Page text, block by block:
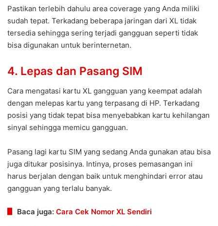
Pastikan terlebih dahulu area coverage yang Anda miliki
sudah tepat. Terkadang beberapa jaringan dari XL tidak
tersedia sehingga sering terjadi gangguan seperti tidak
bisa digunakan untuk berinternetan.
4. Lepas dan Pasang SIM
Cara mengatasi kartu XL gangguan yang keempat adalah
dengan melepas kartu yang terpasang di HP. Terkadang
posisi yang tidak tepat bisa menyebabkan kartu kehilangan
sinyal sehingga memicu gangguan.
Pasang lagi kartu SIM yang sedang Anda gunakan atau bisa
juga ditukar posisinya. Intinya, proses pemasangan ini
harus berjalan dengan baik untuk menghindari error atau
gangguan yang terlalu banyak.
Baca juga: Cara Cek Nomor XL Sendiri